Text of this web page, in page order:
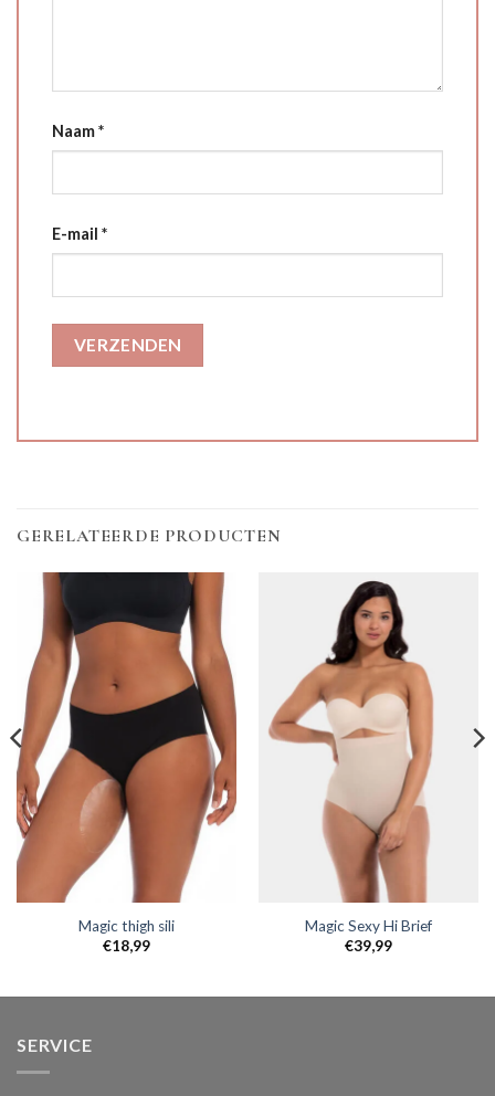
Naam*
E-mail *
GERELATEERDE PRODUCTEN
Magic thigh sili
€18,99
Magic Sexy Hi Brief
€39,99
SERVICE